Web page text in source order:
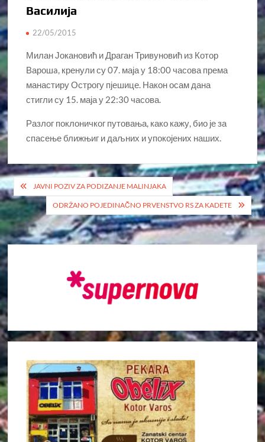
Василија
22/05/2015
Милан Јокановић и Драган Тривуновић из Котор
Варошa, кренули су 07. маја у 18:00 часова према
манастиру Острогу пјешице. Након осам дана
стигли су 15. маја у 22:30 часова.
Разлог поклоничког путовања, како кажу, био је за
спасење ближњиг и даљних и упокојених наших.
Кретање
чланка
JAVNI POZIV ZA PODIZANJE MALINJAKA
ODRŽANO POJEDINAČNO PRVENSTVO RS ZA KADETE